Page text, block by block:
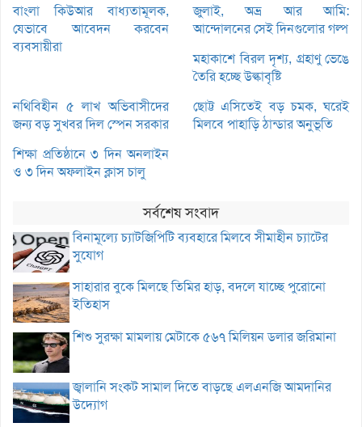
বাংলা কিউআর বাধ্যতামূলক,
যেভাবে আবেদন করবেন
ব্যবসায়ীরা
জুলাই, অভ্র আর আমি:
আন্দোলনের সেই দিনগুলোর গল্প
মহাকাশে বিরল দৃশ্য, গ্রহাণু ভেঙে
তৈরি হচ্ছে উল্কাবৃষ্টি
নথিবিহীন ৫ লাখ অভিবাসীদের
জন্য বড় সুখবর দিল স্পেন সরকার
ছোট্ট এসিতেই বড় চমক, ঘরেই
মিলবে পাহাড়ি ঠান্ডার অনুভূতি
শিক্ষা প্রতিষ্ঠানে ৩ দিন অনলাইন
ও ৩ দিন অফলাইন ক্লাস চালু
সর্বশেষ সংবাদ
বিনামূল্যে চ্যাটজিপিটি ব্যবহারে মিলবে সীমাহীন চ্যাটের
সুযোগ
সাহারার বুকে মিলছে তিমির হাড়, বদলে যাচ্ছে পুরোনো
ইতিহাস
শিশু সুরক্ষা মামলায় মেটাকে ৫৬৭ মিলিয়ন ডলার জরিমানা
জ্বালানি সংকট সামাল দিতে বাড়ছে এলএনজি আমদানির
উদ্যোগ